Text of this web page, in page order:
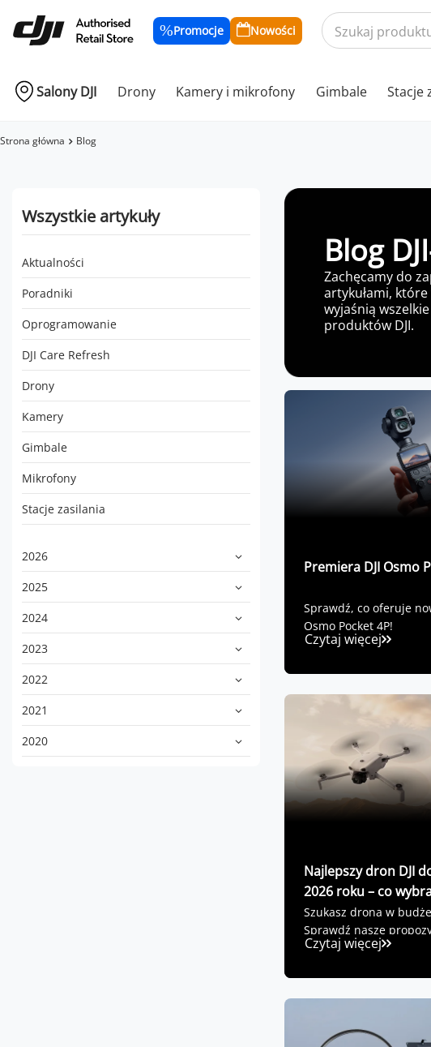
Promocje Nowości
Salony DJI Drony Kamery i mikrofony Gimbale Stacje
Strona główna Blog
Wszystkie artykuły
Aktualności
Poradniki
Oprogramowanie
DJI Care Refresh
Drony
Kamery
Gimbale
Mikrofony
Stacje zasilania
2026
2025
2024
2023
2022
2021
2020
Blog
Zachęcamy do
artykułami,
wyjaśnią
produktów DJI.
Premiera DJI Osmo
Sprawdź, co oferuje
Osmo Pocket 4P!
Czytaj więcej
Najlepszy dron DJI
2026 roku – co
Szukasz drona w
Sprawdź nasze
Czytaj więcej